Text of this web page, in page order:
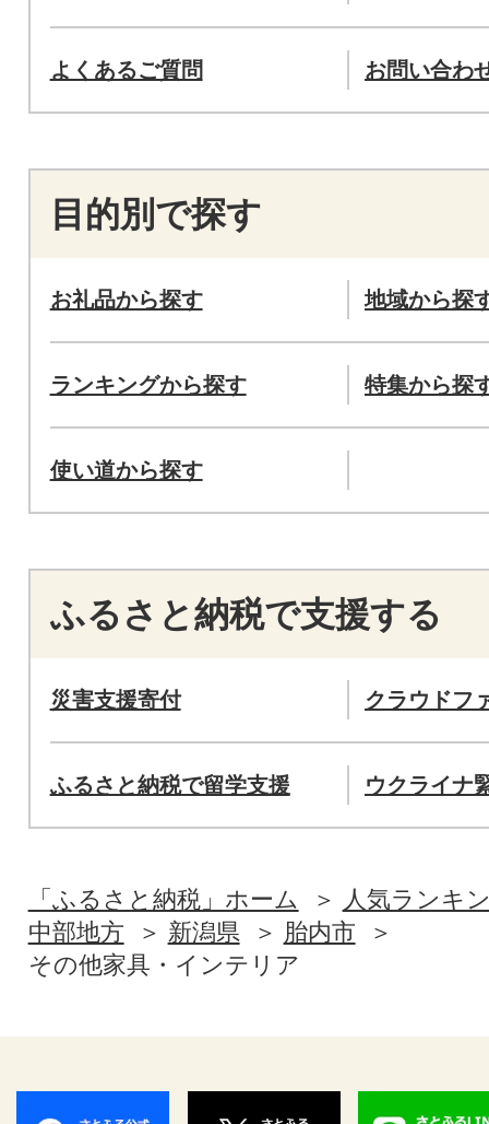
よくあるご質問 お問い合わ
目的別で探す
お礼品から探す 地域から探
ランキングから探す 特集から探
使い道から探す
ふるさと納税で支援する
災害支援寄付 クラウドフ
ふるさと納税で留学支援 ウクライナ
「ふるさと納税」ホーム
人気ランキ
中部地方
新潟県
胎内市
その他家具・インテリア